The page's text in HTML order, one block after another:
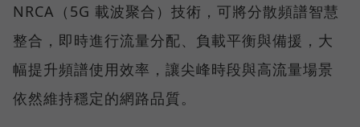
NRCA（5G 載波聚合）技術，可將分散頻譜智慧
整合，即時進行流量分配、負載平衡與備援，大
幅提升頻譜使用效率，讓尖峰時段與高流量場景
依然維持穩定的網路品質。